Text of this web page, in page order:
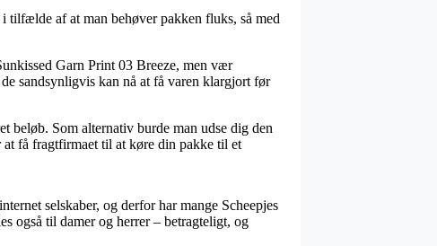
tilfælde af at man behøver pakken fluks, så med
Garn Print 03 Breeze, men vær
sandsynligvis kan nå at få varen klargjort før
beløb. Som alternativ burde man udse dig den
få fragtfirmaet til at køre din pakke til et
selskaber, og derfor har mange Scheepjes
også til damer og herrer – betragteligt, og